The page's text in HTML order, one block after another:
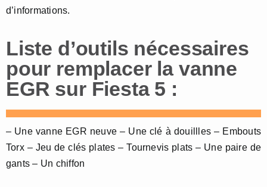
d’informations.
Liste d’outils nécessaires
pour remplacer la vanne
EGR sur Fiesta 5 :
– Une vanne EGR neuve – Une clé à douillles – Embouts
Torx – Jeu de clés plates – Tournevis plats – Une paire de
gants – Un chiffon